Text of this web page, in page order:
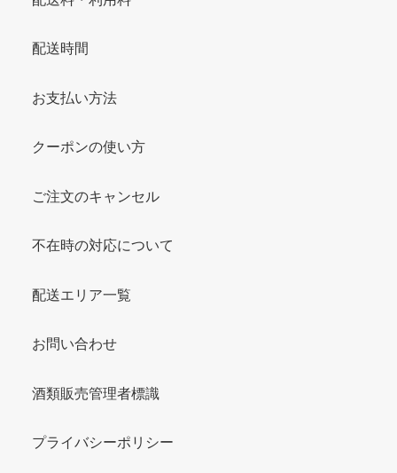
配送時間
お支払い方法
クーポンの使い方
ご注文のキャンセル
不在時の対応について
配送エリア一覧
お問い合わせ
酒類販売管理者標識
プライバシーポリシー